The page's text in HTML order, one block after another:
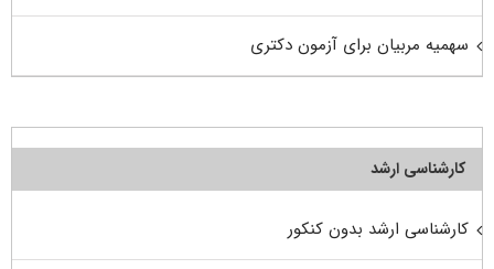
سهمیه مربیان برای آزمون دکتری
کارشناسی ارشد
کارشناسی ارشد بدون کنکور